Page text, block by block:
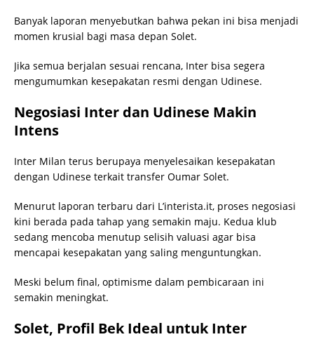
Banyak laporan menyebutkan bahwa pekan ini bisa menjadi
momen krusial bagi masa depan Solet.
Jika semua berjalan sesuai rencana, Inter bisa segera
mengumumkan kesepakatan resmi dengan Udinese.
Negosiasi Inter dan Udinese Makin
Intens
Inter Milan terus berupaya menyelesaikan kesepakatan
dengan Udinese terkait transfer Oumar Solet.
Menurut laporan terbaru dari L’interista.it, proses negosiasi
kini berada pada tahap yang semakin maju. Kedua klub
sedang mencoba menutup selisih valuasi agar bisa
mencapai kesepakatan yang saling menguntungkan.
Meski belum final, optimisme dalam pembicaraan ini
semakin meningkat.
Solet, Profil Bek Ideal untuk Inter